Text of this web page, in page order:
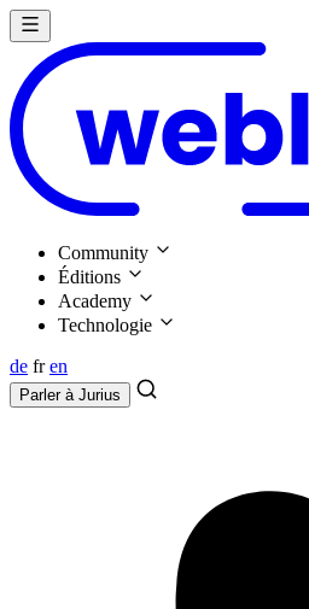
Community
Éditions
Academy
Technologie
de fr en
Parler à Jurius